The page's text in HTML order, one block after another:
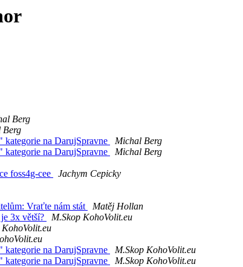
Berg
Berg
na DarujSpravne
Michal Berg
na DarujSpravne
Michal Berg
foss4g-cee
Jachym Cepicky
Vraťte nám stát
Matěj Hollan
3x větší?
M.Skop KohoVolit.eu
na DarujSpravne
M.Skop KohoVolit.eu
na DarujSpravne
M.Skop KohoVolit.eu